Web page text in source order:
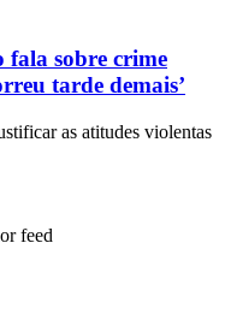
sobre crime
tarde demais’
as atitudes violentas
feed